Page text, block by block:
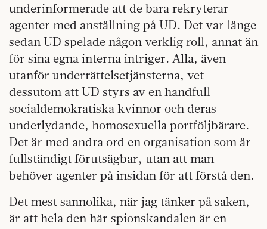
underinformerade att de bara rekryterar
agenter med anställning på UD. Det var länge
sedan UD spelade någon verklig roll, annat än
för sina egna interna intriger. Alla, även
utanför underrättelsetjänsterna, vet
dessutom att UD styrs av en handfull
socialdemokratiska kvinnor och deras
underlydande, homosexuella portföljbärare.
Det är med andra ord en organisation som är
fullständigt förutsägbar, utan att man
behöver agenter på insidan för att förstå den.
Det mest sannolika, när jag tänker på saken,
är att hela den här spionskandalen är en